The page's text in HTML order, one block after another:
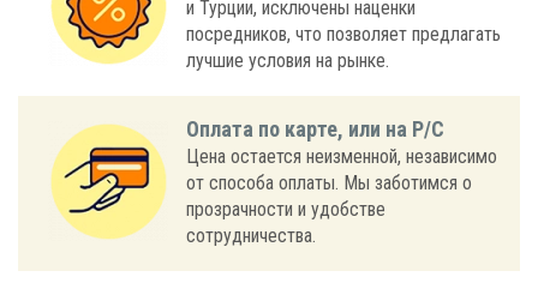
и Турции, исключены наценки
посредников, что позволяет предлагать
лучшие условия на рынке.
Оплата по карте, или на Р/С
Цена остается неизменной, независимо
от способа оплаты. Мы заботимся о
прозрачности и удобстве
сотрудничества.